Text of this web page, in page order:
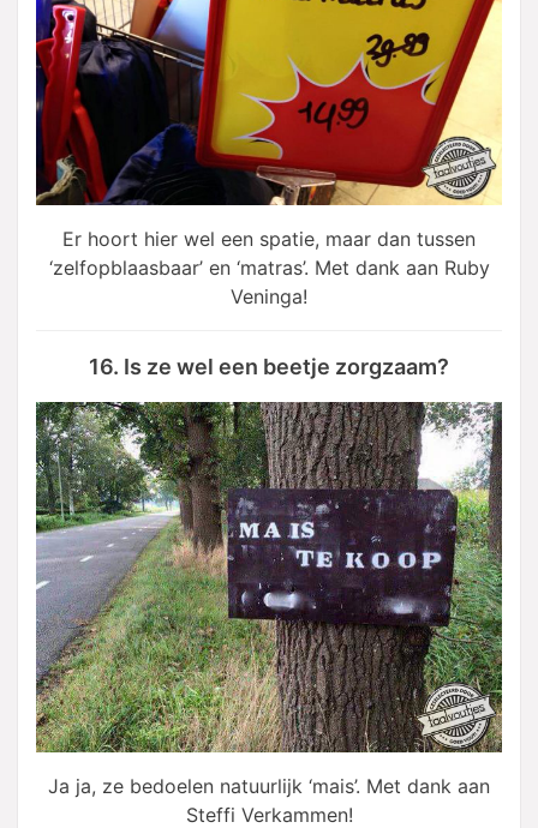
Er hoort hier wel een spatie, maar dan tussen
‘zelfopblaasbaar’ en ‘matras’. Met dank aan Ruby
Veninga!
16. Is ze wel een beetje zorgzaam?
Ja ja, ze bedoelen natuurlijk ‘mais’. Met dank aan
Steffi Verkammen!